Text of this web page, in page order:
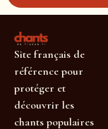
Site français de
référence pour
protéger et
découvrir les
chants populaires